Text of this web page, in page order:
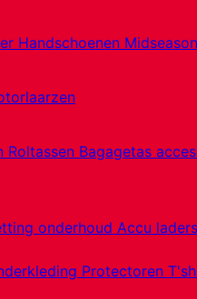
Handschoenen
Roltassen Bagagetas
onderhoud Accu laders
Protectoren